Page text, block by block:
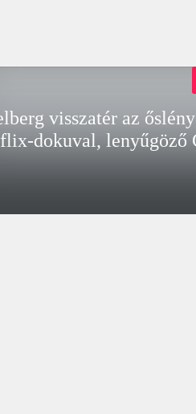
visszatér az
lenyűgöző